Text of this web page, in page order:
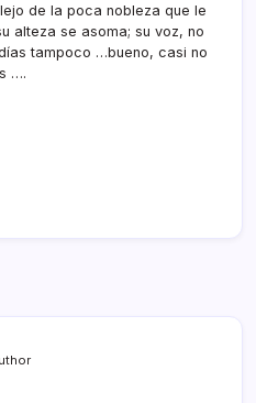
de la poca nobleza que le
alteza se asoma; su voz, no
tampoco …bueno, casi no
….